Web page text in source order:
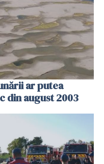
ar putea
din august 2003